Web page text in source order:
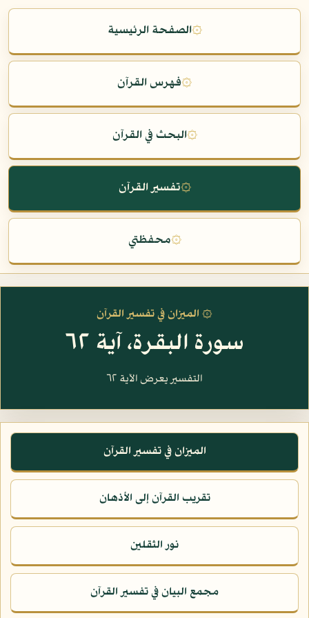
۞الصفحة الرئيسية
۞فهرس القرآن
۞البحث في القرآن
۞تفسير القرآن
۞محفظتي
۞ الميزان في تفسير القرآن
سورة البقرة، آية ٦٢
التفسير يعرض الآية ٦٢
الميزان في تفسير القرآن
تقريب القرآن إلى الأذهان
نور الثقلين
مجمع البيان في تفسير القرآن